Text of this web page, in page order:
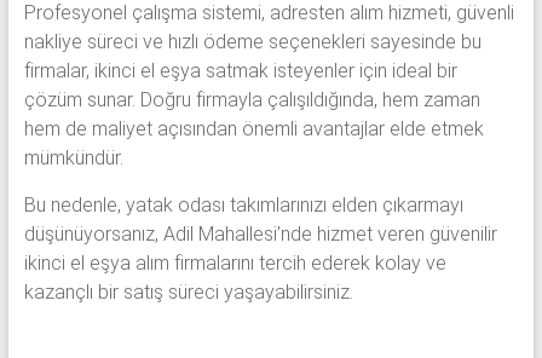
Profesyonel çalışma sistemi, adresten alım hizmeti, güvenli
nakliye süreci ve hızlı ödeme seçenekleri sayesinde bu
firmalar, ikinci el eşya satmak isteyenler için ideal bir
çözüm sunar. Doğru firmayla çalışıldığında, hem zaman
hem de maliyet açısından önemli avantajlar elde etmek
mümkündür.
Bu nedenle, yatak odası takımlarınızı elden çıkarmayı
düşünüyorsanız, Adil Mahallesi’nde hizmet veren güvenilir
ikinci el eşya alım firmalarını tercih ederek kolay ve
kazançlı bir satış süreci yaşayabilirsiniz.